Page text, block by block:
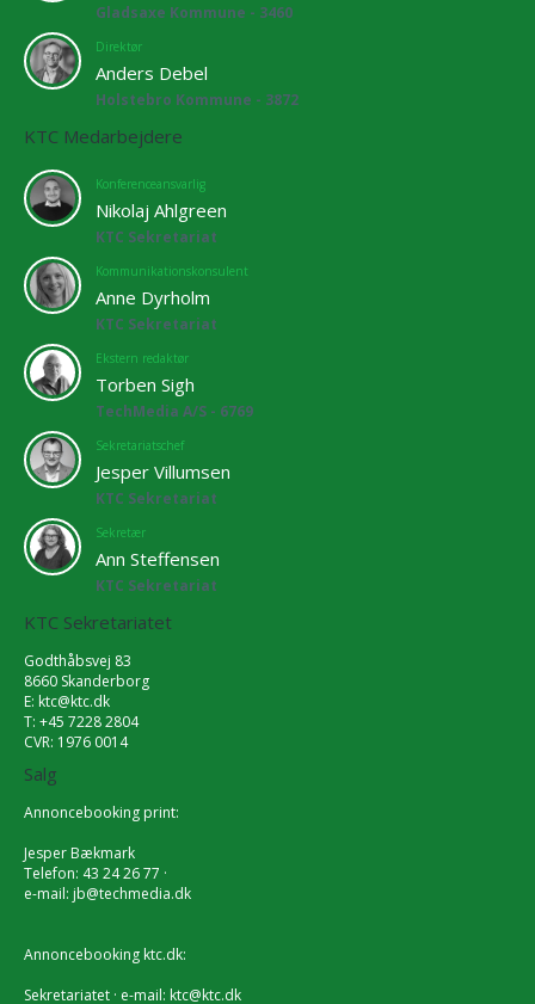
Gladsaxe Kommune - 3460
Direktør
Anders Debel
Holstebro Kommune - 3872
KTC Medarbejdere
Konferenceansvarlig
Nikolaj Ahlgreen
KTC Sekretariat
Kommunikationskonsulent
Anne Dyrholm
KTC Sekretariat
Ekstern redaktør
Torben Sigh
TechMedia A/S - 6769
Sekretariatschef
Jesper Villumsen
KTC Sekretariat
Sekretær
Ann Steffensen
KTC Sekretariat
KTC Sekretariatet
Godthåbsvej 83
8660 Skanderborg
E: ktc@ktc.dk
T: +45 7228 2804
CVR: 1976 0014
Salg
Annoncebooking print:
Jesper Bækmark
Telefon: 43 24 26 77 ·
e-mail: jb@techmedia.dk
Annoncebooking ktc.dk:
Sekretariatet · e-mail: ktc@ktc.dk